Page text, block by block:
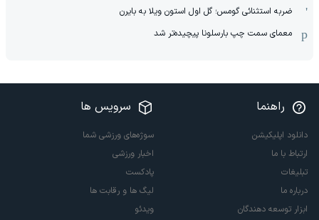
ضربه استثنائی گومس؛ گل اول استون ویلا به بایرن
معمای سمت چپ بارسلونا پیچیده‌تر شد
راهنما
دانلود اپلیکیشن
ارتباط با ما
تبلیغات
درباره ما
ابزار توسعه دهندگان
سرویس ها
سوژه‌های ورزشی شما
اخبار ورزشی
پادکست
لیگ ها و رقابت ها
ویدئو